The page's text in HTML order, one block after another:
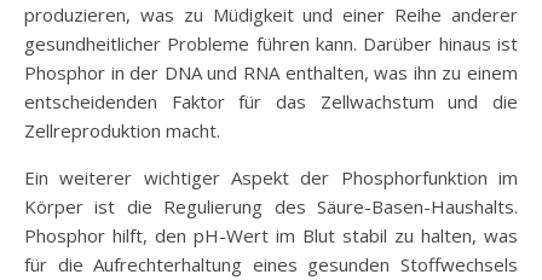
produzieren, was zu Müdigkeit und einer Reihe anderer
gesundheitlicher Probleme führen kann. Darüber hinaus ist
Phosphor in der DNA und RNA enthalten, was ihn zu einem
entscheidenden Faktor für das Zellwachstum und die
Zellreproduktion macht.
Ein weiterer wichtiger Aspekt der Phosphorfunktion im
Körper ist die Regulierung des Säure-Basen-Haushalts.
Phosphor hilft, den pH-Wert im Blut stabil zu halten, was
für die Aufrechterhaltung eines gesunden Stoffwechsels